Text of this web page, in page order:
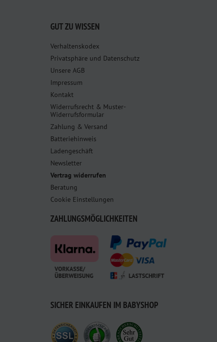
GUT ZU WISSEN
Verhaltenskodex
Privatsphäre und Datenschutz
Unsere AGB
Impressum
Kontakt
Widerrufsrecht & Muster-
Widerrufsformular
Zahlung & Versand
Batteriehinweis
Ladengeschäft
Newsletter
Vertrag widerrufen
Beratung
Cookie Einstellungen
ZAHLUNGSMÖGLICHKEITEN
SICHER EINKAUFEN IM BABYSHOP